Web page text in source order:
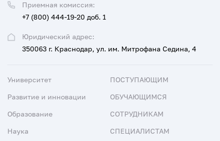
Юридический адрес:
350063 г. Краснодар, ул. им. Митрофана Седина, 4
Приемная комиссия:
+7 (800) 444-19-20 доб. 1
Университет
Развитие и инновации
Образование
Наука
ПОСТУПАЮЩИМ
ОБУЧАЮЩИМСЯ
СОТРУДНИКАМ
СПЕЦИАЛИСТАМ